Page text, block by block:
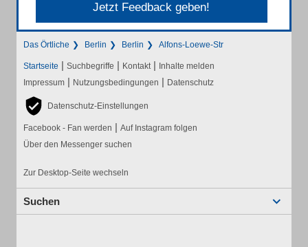
Jetzt Feedback geben!
Das Örtliche Berlin Berlin Alfons-Loewe-Str
Startseite | Suchbegriffe | Kontakt | Inhalte melden
Impressum | Nutzungsbedingungen | Datenschutz
Datenschutz-Einstellungen
Facebook - Fan werden | Auf Instagram folgen
Über den Messenger suchen
Zur Desktop-Seite wechseln
Suchen